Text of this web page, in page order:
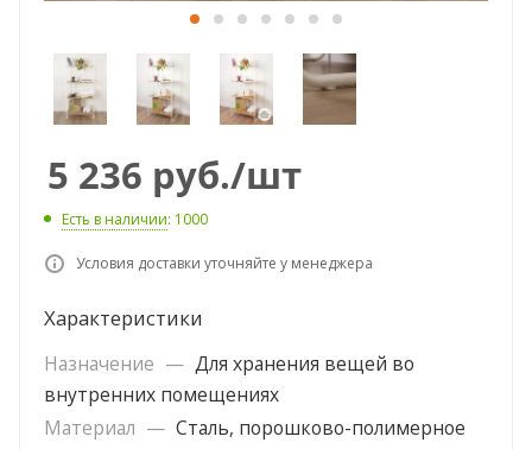
5 236 руб./шт
Есть в наличии: 1000
Условия доставки уточняйте у менеджера
Характеристики
Назначение — Для хранения вещей во
внутренних помещениях
Материал — Сталь, порошково-полимерное